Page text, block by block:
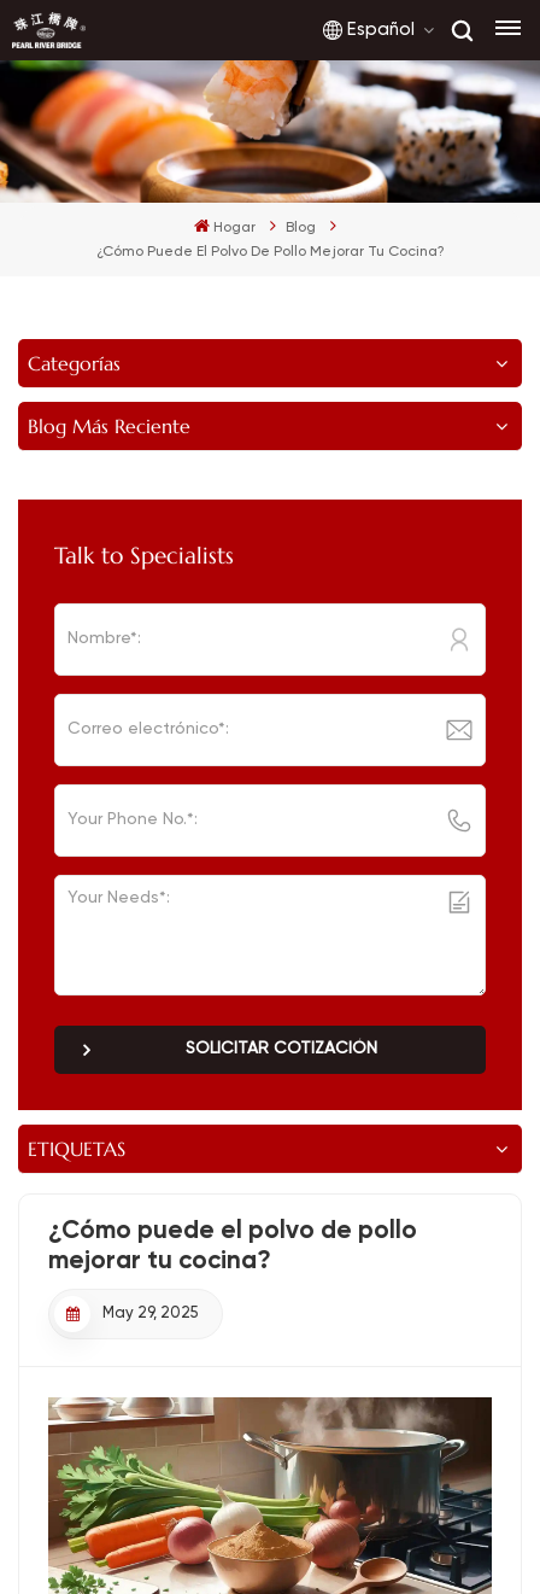
Español
English
français
русский
Hogar
Blog
¿Cómo Puede El Polvo De Pollo Mejorar Tu Cocina?
Categorías
Blog Más Reciente
Talk to Specialists
SOLICITAR COTIZACIÓN
ETIQUETAS
¿Cómo puede el polvo de pollo
mejorar tu cocina?
May 29, 2025